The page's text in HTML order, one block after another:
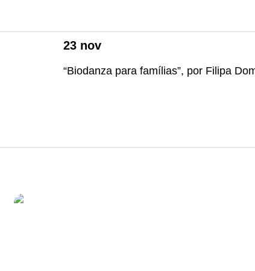
23 nov
“Biodanza para famílias”, por Filipa